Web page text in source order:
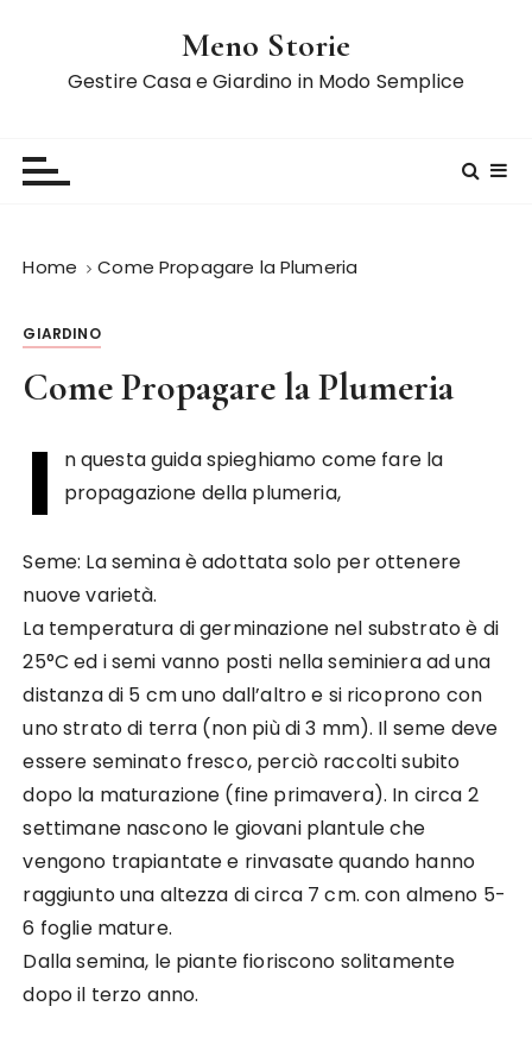
Meno Storie
Gestire Casa e Giardino in Modo Semplice
Home Come Propagare la Plumeria
GIARDINO
Come Propagare la Plumeria
I
n questa guida spieghiamo come fare la
propagazione della plumeria,
Seme: La semina è adottata solo per ottenere
nuove varietà.
La temperatura di germinazione nel substrato è di
25°C ed i semi vanno posti nella seminiera ad una
distanza di 5 cm uno dall’altro e si ricoprono con
uno strato di terra (non più di 3 mm). Il seme deve
essere seminato fresco, perciò raccolti subito
dopo la maturazione (fine primavera). In circa 2
settimane nascono le giovani plantule che
vengono trapiantate e rinvasate quando hanno
raggiunto una altezza di circa 7 cm. con almeno 5-
6 foglie mature.
Dalla semina, le piante fioriscono solitamente
dopo il terzo anno.